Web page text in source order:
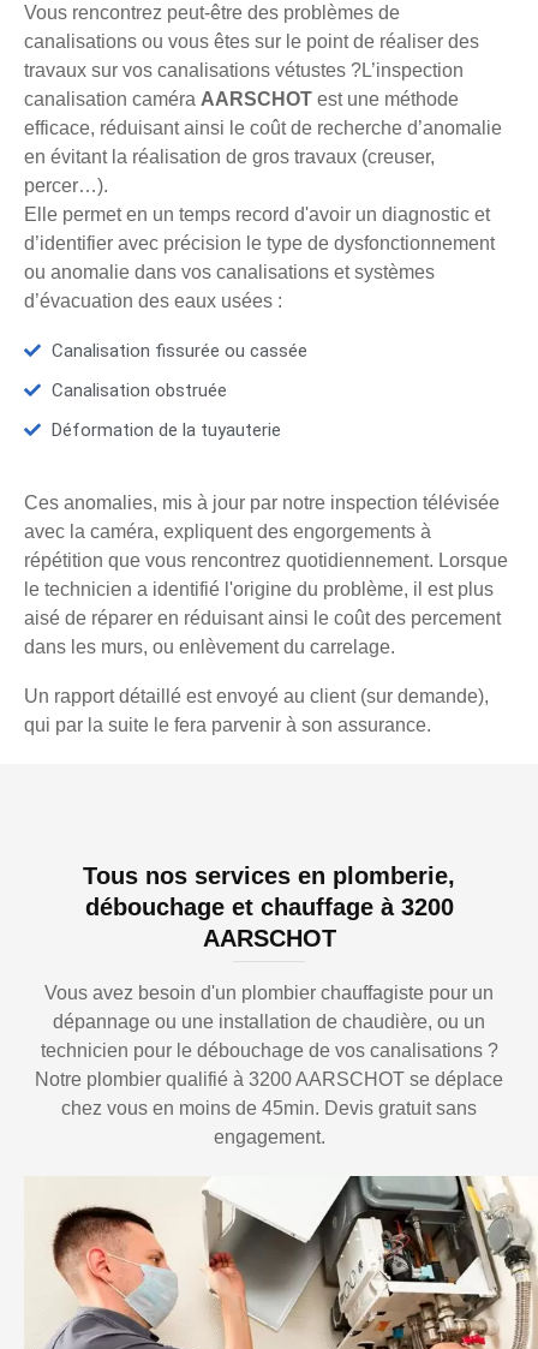
Vous rencontrez peut-être des problèmes de
canalisations ou vous êtes sur le point de réaliser des
travaux sur vos canalisations vétustes ?L’inspection
canalisation caméra AARSCHOT est une méthode
efficace, réduisant ainsi le coût de recherche d’anomalie
en évitant la réalisation de gros travaux (creuser,
percer…).
Elle permet en un temps record d'avoir un diagnostic et
d’identifier avec précision le type de dysfonctionnement
ou anomalie dans vos canalisations et systèmes
d’évacuation des eaux usées :
Canalisation fissurée ou cassée
Canalisation obstruée
Déformation de la tuyauterie
Ces anomalies, mis à jour par notre inspection télévisée
avec la caméra, expliquent des engorgements à
répétition que vous rencontrez quotidiennement. Lorsque
le technicien a identifié l'origine du problème, il est plus
aisé de réparer en réduisant ainsi le coût des percement
dans les murs, ou enlèvement du carrelage.
Un rapport détaillé est envoyé au client (sur demande),
qui par la suite le fera parvenir à son assurance.
Tous nos services en plomberie,
débouchage et chauffage à 3200
AARSCHOT
Vous avez besoin d'un plombier chauffagiste pour un
dépannage ou une installation de chaudière, ou un
technicien pour le débouchage de vos canalisations ?
Notre plombier qualifié à 3200 AARSCHOT se déplace
chez vous en moins de 45min. Devis gratuit sans
engagement.